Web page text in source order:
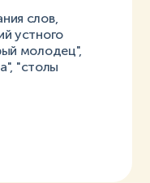
слов,
устного
молодец",
"столы